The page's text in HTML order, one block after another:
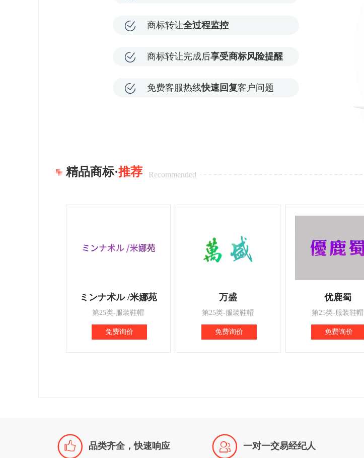
商标转让全过程监控
商标转让完成后享受商标风险提醒
免费客服热线快速回复客户问题
精品商标·推荐 Recommended
ミンナ术ル /米娜苑
第25类-服装鞋帽
免费询价
万盛
第25类-服装鞋帽
免费询价
优鹿蜀
第25类-服装鞋帽
免费询价
 品类齐全，快速响应  一对一交易经纪人